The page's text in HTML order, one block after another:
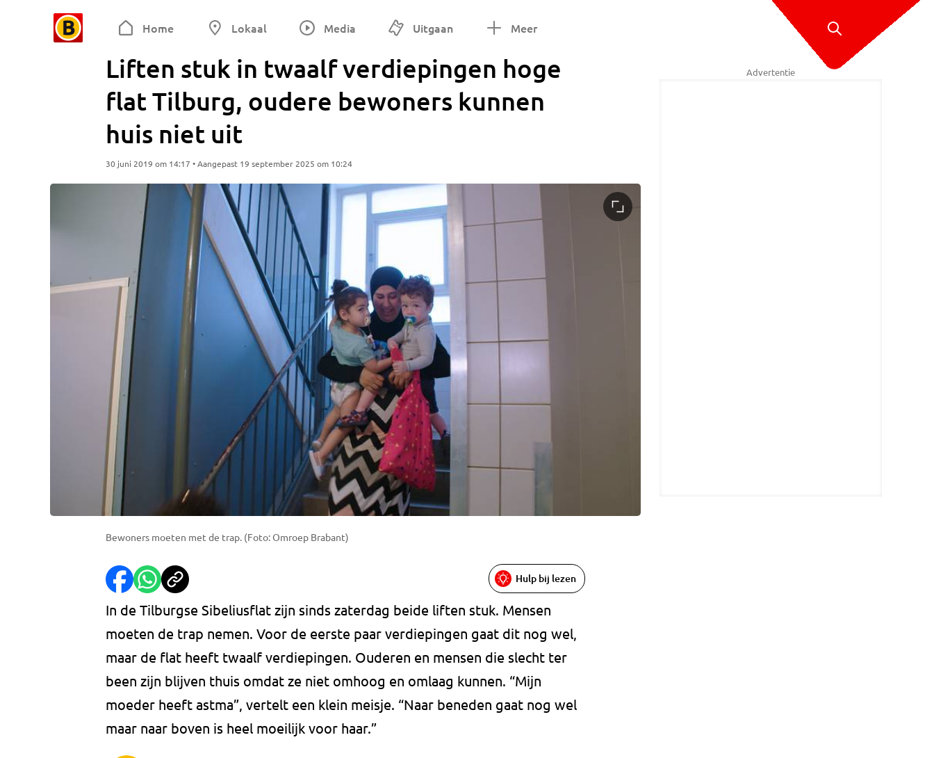
Home Lokaal Media Uitgaan Meer
Liften stuk in twaalf verdiepingen hoge
flat Tilburg, oudere bewoners kunnen
huis niet uit
30 juni 2019 om 14:17 • Aangepast 19 september 2025 om 10:24
Bewoners moeten met de trap. (Foto: Omroep Brabant)
Hulp bij lezen
In de Tilburgse Sibeliusflat zijn sinds zaterdag beide liften stuk. Mensen
moeten de trap nemen. Voor de eerste paar verdiepingen gaat dit nog wel,
maar de flat heeft twaalf verdiepingen. Ouderen en mensen die slecht ter
been zijn blijven thuis omdat ze niet omhoog en omlaag kunnen. “Mijn
moeder heeft astma”, vertelt een klein meisje. “Naar beneden gaat nog wel
maar naar boven is heel moeilijk voor haar.”
Advertentie